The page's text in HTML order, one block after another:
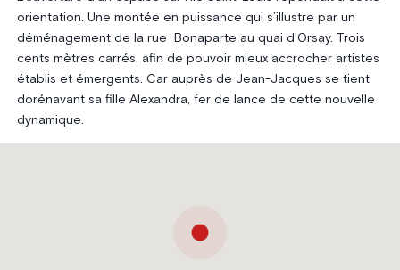
orientation. Une montée en puissance qui s’illustre par un
déménagement de la rue Bonaparte au quai d’Orsay. Trois
cents mètres carrés, afin de pouvoir mieux accrocher artistes
établis et émergents. Car auprès de Jean-Jacques se tient
dorénavant sa fille Alexandra, fer de lance de cette nouvelle
dynamique.